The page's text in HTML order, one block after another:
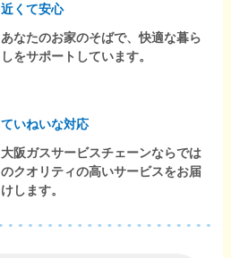
近くて安心
あなたのお家のそばで、快適な暮ら
しをサポートしています。
ていねいな対応
大阪ガスサービスチェーンならでは
のクオリティの高いサービスをお届
けします。